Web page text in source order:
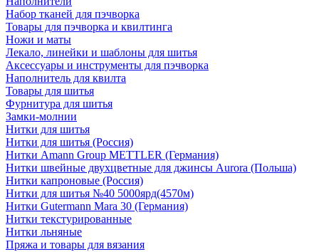
Набор тканей для пэчворка
Товары для пэчворка и квилтинга
Ножи и маты
Лекало, линейки и шаблоны для шитья
Аксессуары и инструменты для пэчворка
Наполнитель для квилта
Товары для шитья
Фурнитура для шитья
Замки-молнии
Нитки для шитья
Нитки для шитья (Россия)
Нитки Amann Group METTLER (Германия)
Нитки швейные двухцветные для джинсы Aurora (Польша)
Нитки капроновые (Россия)
Нитки для шитья №40 5000ярд(4570м)
Нитки Gutermann Mara 30 (Германия)
Нитки текстурированные
Нитки льняные
Пряжа и товары для вязания